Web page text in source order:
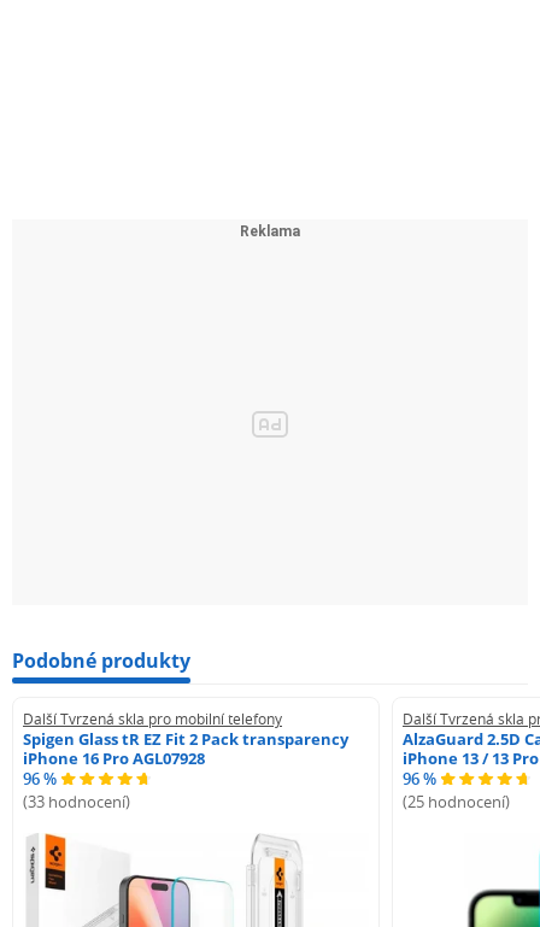
Podobné produkty
Další Tvrzená skla pro mobilní telefony
Spigen Glass tR EZ Fit 2 Pack transparency
iPhone 16 Pro AGL07928
96 %
(33 hodnocení)
Další Tvrzená skla
AlzaGuard 2.5D
iPhone 13 / 13 Pro
96 %
(25 hodnocení)